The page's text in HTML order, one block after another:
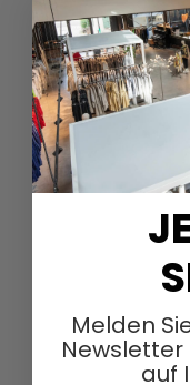
Melden
Newsletter
auf